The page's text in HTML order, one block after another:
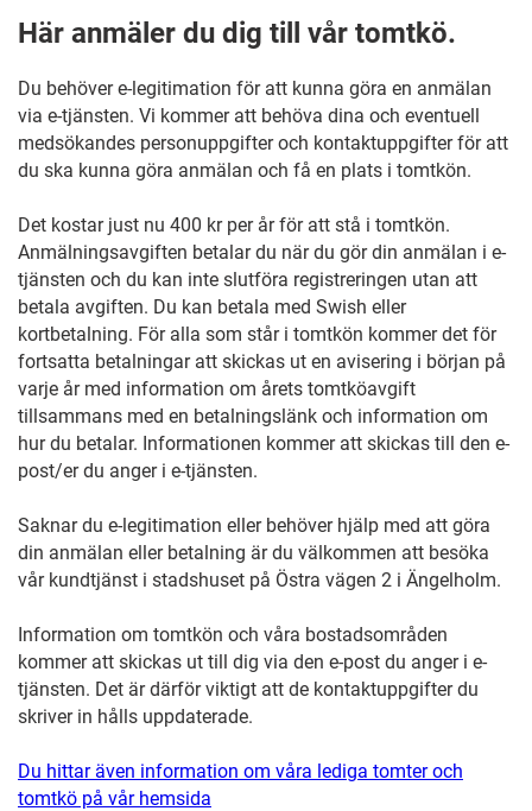
Här anmäler du dig till vår tomtkö.
Du behöver e-legitimation för att kunna göra en anmälan
via e-tjänsten. Vi kommer att behöva dina och eventuell
medsökandes personuppgifter och kontaktuppgifter för att
du ska kunna göra anmälan och få en plats i tomtkön.
Det kostar just nu 400 kr per år för att stå i tomtkön.
Anmälningsavgiften betalar du när du gör din anmälan i e-
tjänsten och du kan inte slutföra registreringen utan att
betala avgiften. Du kan betala med Swish eller
kortbetalning. För alla som står i tomtkön kommer det för
fortsatta betalningar att skickas ut en avisering i början på
varje år med information om årets tomtköavgift
tillsammans med en betalningslänk och information om
hur du betalar. Informationen kommer att skickas till den e-
post/er du anger i e-tjänsten.
Saknar du e-legitimation eller behöver hjälp med att göra
din anmälan eller betalning är du välkommen att besöka
vår kundtjänst i stadshuset på Östra vägen 2 i Ängelholm.
Information om tomtkön och våra bostadsområden
kommer att skickas ut till dig via den e-post du anger i e-
tjänsten. Det är därför viktigt att de kontaktuppgifter du
skriver in hålls uppdaterade.
Du hittar även information om våra lediga tomter och
tomtkö på vår hemsida